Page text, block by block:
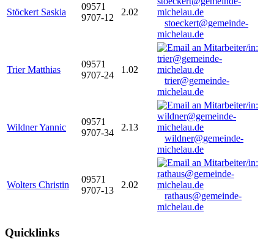
Stöckert Saskia
09571
9707-12
2.02
stoeckert@gemeinde-
michelau.de
Trier Matthias
09571
9707-24
1.02
trier@gemeinde-
michelau.de
Wildner Yannic
09571
9707-34
2.13
wildner@gemeinde-
michelau.de
Wolters Christin
09571
9707-13
2.02
rathaus@gemeinde-
michelau.de
Quicklinks